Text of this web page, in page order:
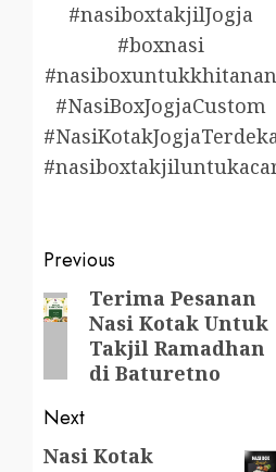
#nasiboxtakjilJogja
#boxnasi
#nasiboxuntukkhitanan
#NasiBoxJogjaCustom
Post
navigation
Previous
Previous
post:
Terima Pesanan
Nasi Kotak Untuk
Takjil Ramadhan
di Baturetno
Next
Next
Nasi Kotak